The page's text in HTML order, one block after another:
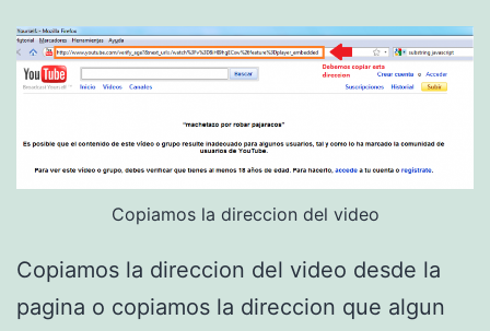
Copiamos la direccion del video
Copiamos la direccion del video desde la
pagina o copiamos la direccion que algun